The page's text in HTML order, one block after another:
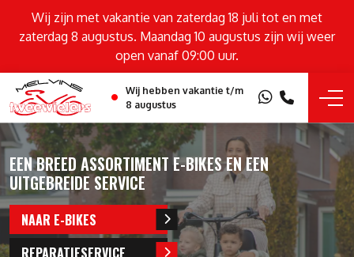
Wij zijn met vakantie van zaterdag 18 juli tot en met
zaterdag 8 augustus. Maandag 10 augustus zijn wij weer
open vanaf 09:00 uur.
Wij hebben vakantie t/m
8 augustus
EEN BREED ASSORTIMENT E-BIKES EN EEN
UITGEBREIDE SERVICE
NAAR E-BIKES
REPARATIESERVICE